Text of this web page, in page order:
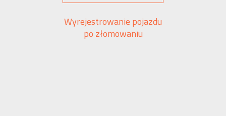
Wyrejestrowanie pojazdu
po złomowaniu